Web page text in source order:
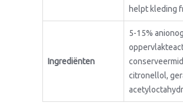
helpt kleding
Ingrediënten
5-15%
citronellol,